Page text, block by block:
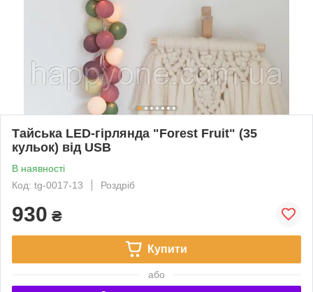
Тайська LED-гірлянда "Forest Fruit" (35
кульок) від USB
В наявності
Код: tg-0017-13
Роздріб
930 ₴
Купити
або